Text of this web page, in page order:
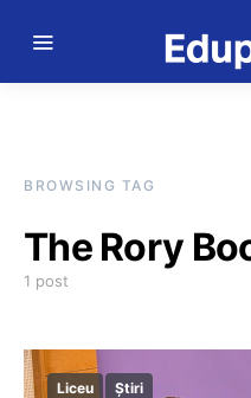
BROWSING TAG
The Rory
1 post
Liceu Știri